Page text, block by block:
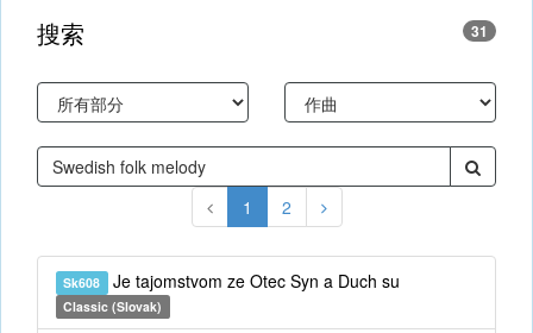
搜索 31
1 2
Sk608 Je tajomstvom ze Otec Syn a Duch su
Classic (Slovak)